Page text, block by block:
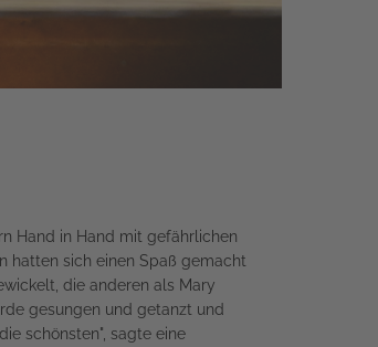
Hand in Hand mit gefährlichen
hatten sich einen Spaß gemacht
die anderen als Mary
gesungen und getanzt und
schönsten", sagte eine